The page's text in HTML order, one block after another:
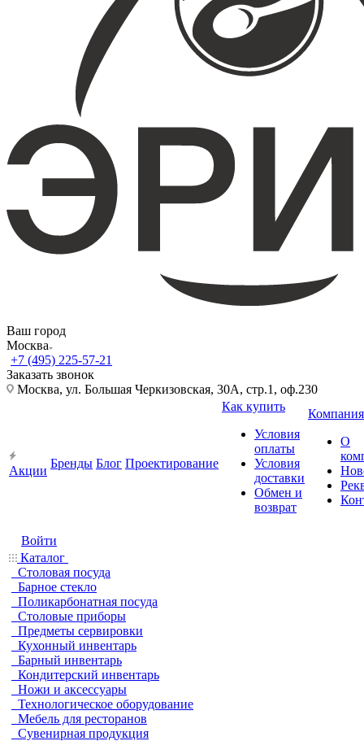
Ваш город
Москва
+7 (495) 225-57-21
Заказать звонок
Москва, ул. Большая Черкизовская, 30А, стр.1, оф.230
Акции
Бренды Блог Проектирование
Как купить
Условия
оплаты
Условия
доставки
Обмен и
возврат
Компания
О
Войти
Каталог
Столовая посуда
Барное стекло
Поликарбонатная посуда
Столовые приборы
Предметы сервировки
Кухонный инвентарь
Барный инвентарь
Кондитерский инвентарь
Ножи и аксессуары
Технологическое оборудование
Мебель для ресторанов
Сувенирная продукция